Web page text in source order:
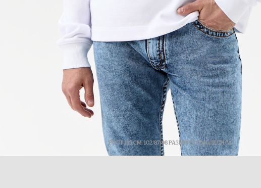
РОСТ 185 СМ. 102/87/98 РАЗМЕР НА МОДЕЛИ: M